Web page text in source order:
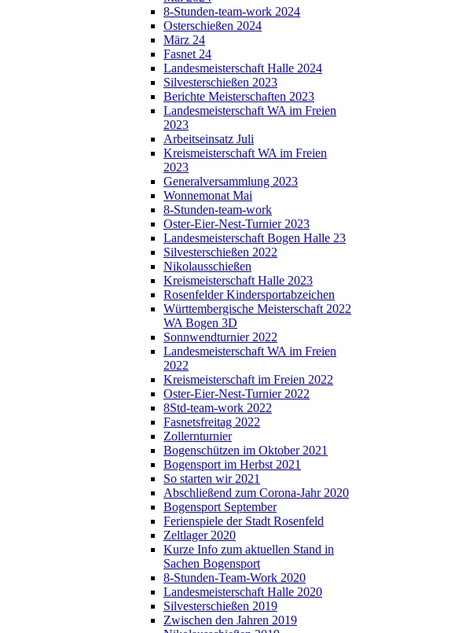
8-Stunden-team-work 2024
Osterschießen 2024
März 24
Fasnet 24
Landesmeisterschaft Halle 2024
Silvesterschießen 2023
Berichte Meisterschaften 2023
Landesmeisterschaft WA im Freien
2023
Arbeitseinsatz Juli
Kreismeisterschaft WA im Freien
2023
Generalversammlung 2023
Wonnemonat Mai
8-Stunden-team-work
Oster-Eier-Nest-Turnier 2023
Landesmeisterschaft Bogen Halle 23
Silvesterschießen 2022
Nikolausschießen
Kreismeisterschaft Halle 2023
Rosenfelder Kindersportabzeichen
Württembergische Meisterschaft 2022
WA Bogen 3D
Sonnwendturnier 2022
Landesmeisterschaft WA im Freien
2022
Kreismeisterschaft im Freien 2022
Oster-Eier-Nest-Turnier 2022
8Std-team-work 2022
Fasnetsfreitag 2022
Zollernturnier
Bogenschützen im Oktober 2021
Bogensport im Herbst 2021
So starten wir 2021
Abschließend zum Corona-Jahr 2020
Bogensport September
Ferienspiele der Stadt Rosenfeld
Zeltlager 2020
Kurze Info zum aktuellen Stand in
Sachen Bogensport
8-Stunden-Team-Work 2020
Landesmeisterschaft Halle 2020
Silvesterschießen 2019
Zwischen den Jahren 2019